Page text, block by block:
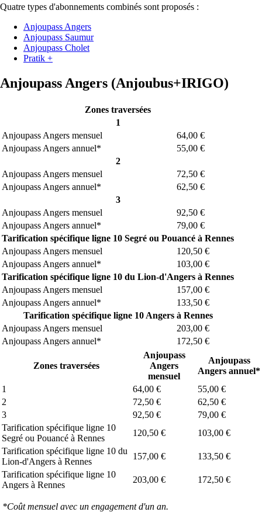
Quatre types d'abonnements combinés sont proposés :
Anjoupass Angers
Anjoupass Saumur
Anjoupass Cholet
Pratik +
Anjoupass Angers (Anjoubus+IRIGO)
Zones traversées
1
Anjoupass Angers mensuel
64,00 €
Anjoupass Angers annuel*
55,00 €
2
Anjoupass Angers mensuel
72,50 €
Anjoupass Angers annuel*
62,50 €
3
Anjoupass Angers mensuel
92,50 €
Anjoupass Angers annuel*
79,00 €
Tarification spécifique ligne 10 Segré ou Pouancé à Rennes
Anjoupass Angers mensuel
120,50 €
Anjoupass Angers annuel*
103,00 €
Tarification spécifique ligne 10 du Lion-d'Angers à Rennes
Anjoupass Angers mensuel
157,00 €
Anjoupass Angers annuel*
133,50 €
Tarification spécifique ligne 10 Angers à Rennes
Anjoupass Angers mensuel
203,00 €
Anjoupass Angers annuel*
172,50 €
Zones traversées
Anjoupass
Angers
mensuel
Anjoupass
Angers annuel*
1
64,00 €
55,00 €
2
72,50 €
62,50 €
3
92,50 €
79,00 €
Tarification spécifique ligne 10
Segré ou Pouancé à Rennes
120,50 €
103,00 €
Tarification spécifique ligne 10 du
Lion-d'Angers à Rennes
157,00 €
133,50 €
Tarification spécifique ligne 10
Angers à Rennes
203,00 € 172,50 €
*Coût mensuel avec un engagement d'un an.